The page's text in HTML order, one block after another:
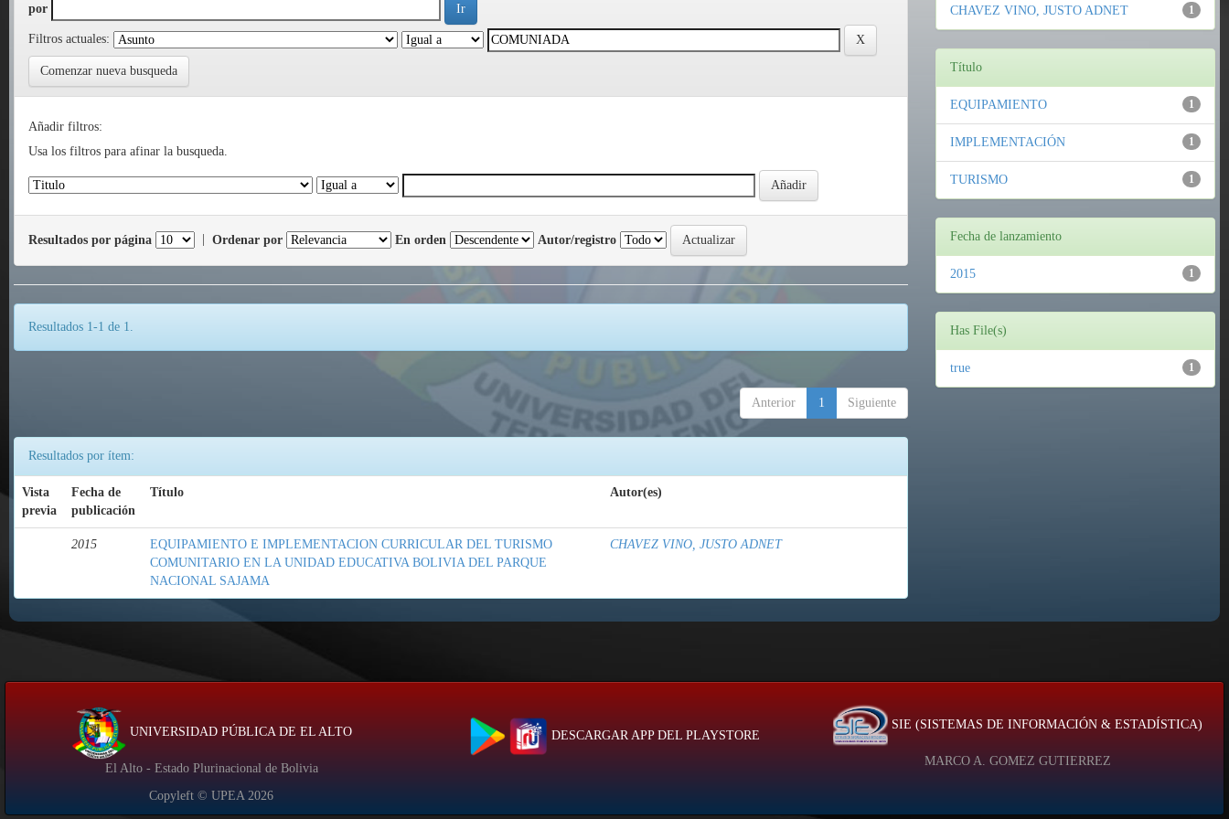
por
Filtros actuales:
Comenzar nueva busqueda
Añadir filtros:
Usa los filtros para afinar la busqueda.
Resultados por página Ordenar por En orden Autor/registro
Resultados 1-1 de 1.
Anterior 1 Siguiente
Resultados por ítem:
Vista
previa
Fecha de
publicación
Título Autor(es)
2015
EQUIPAMIENTO E IMPLEMENTACION CURRICULAR DEL TURISMO
COMUNITARIO EN LA UNIDAD EDUCATIVA BOLIVIA DEL PARQUE
NACIONAL SAJAMA
CHAVEZ VINO, JUSTO ADNET
1
CHAVEZ VINO, JUSTO ADNET
Título
1
EQUIPAMIENTO
1
IMPLEMENTACIÓN
1
TURISMO
Fecha de lanzamiento
1
2015
Has File(s)
1
true
UNIVERSIDAD PÚBLICA DE EL ALTO
El Alto - Estado Plurinacional de Bolivia
Copyleft © UPEA2026
DESCARGAR APP DEL PLAYSTORE
SIE (SISTEMAS DE INFORMACIÓN & ESTADÍSTICA)
MARCO A. GOMEZ GUTIERREZ